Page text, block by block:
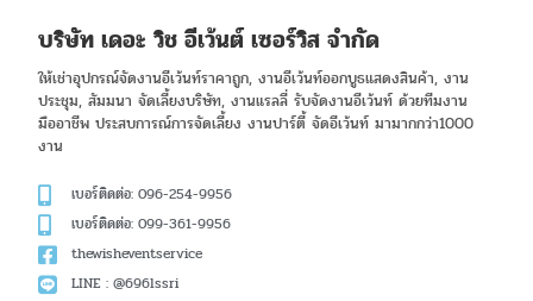
บริษัท เดอะ วิช อีเว้นต์ เซอร์วิส จำกัด
ให้เช่าอุปกรณ์จัดงานอีเว้นท์ราคาถูก, งานอีเว้นท์ออกบูธแสดงสินค้า, งาน
ประชุม, สัมมนา จัดเลี้ยงบริษัท, งานแรลลี่ รับจัดงานอีเว้นท์ ด้วยทีมงาน
มืออาชีพ ประสบการณ์การจัดเลี้ยง งานปาร์ตี้ จัดอีเว้นท์ มามากกว่า1000
งาน
เบอร์ติดต่อ: 096-254-9956
เบอร์ติดต่อ: 099-361-9956
thewisheventservice
LINE : @696lssri